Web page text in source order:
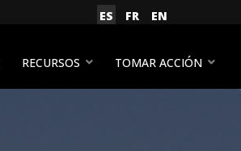
Seleccione su idioma
ES FR EN
RECURSOS TOMAR ACCIÓN